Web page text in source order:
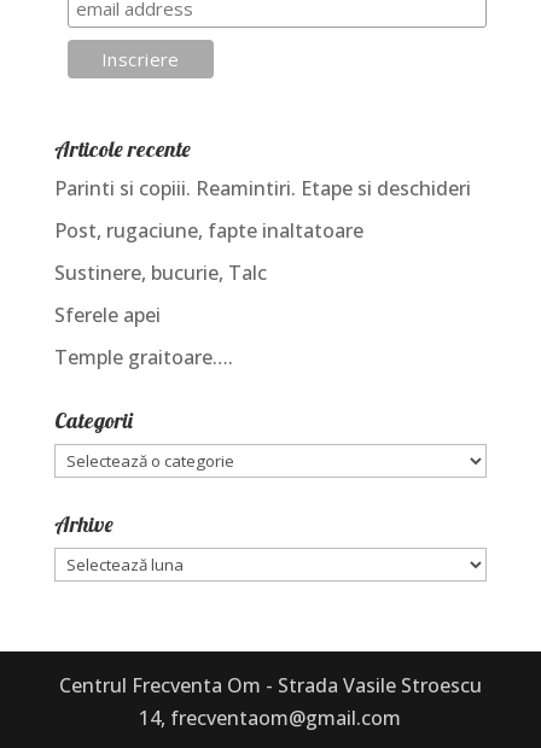
Articole recente
Parinti si copiii. Reamintiri. Etape si deschideri
Post, rugaciune, fapte inaltatoare
Sustinere, bucurie, Talc
Sferele apei
Temple graitoare….
Categorii
Categorii
Arhive
Arhive
Centrul Frecventa Om - Strada Vasile Stroescu
14, frecventaom@gmail.com